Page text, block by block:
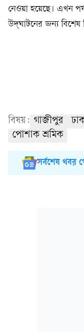
নেওয়া হয়েছে। এখন
উদ্‌ঘাটনের জন্য বিশেষ
বিষয়: গাজীপুর
পোশাক শ্রমিক
সর্বশেষ